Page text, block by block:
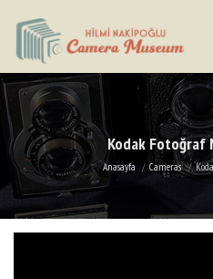
Kodak Fotoğraf
Anasayfa Cameras